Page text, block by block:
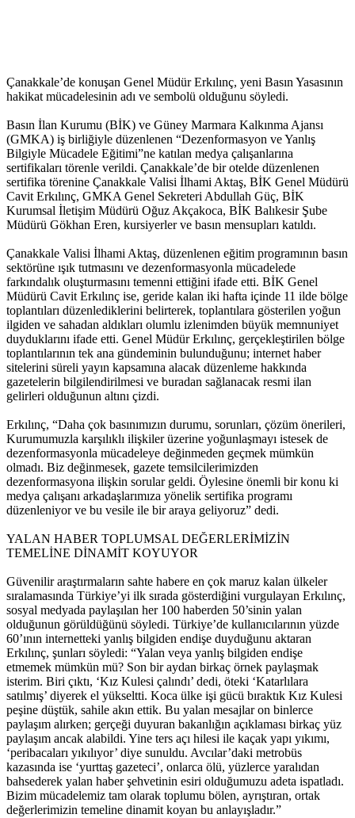
Çanakkale’de konuşan Genel Müdür Erkılınç, yeni Basın Yasasının
hakikat mücadelesinin adı ve sembolü olduğunu söyledi.
Basın İlan Kurumu (BİK) ve Güney Marmara Kalkınma Ajansı
(GMKA) iş birliğiyle düzenlenen “Dezenformasyon ve Yanlış
Bilgiyle Mücadele Eğitimi”ne katılan medya çalışanlarına
sertifikaları törenle verildi. Çanakkale’de bir otelde düzenlenen
sertifika törenine Çanakkale Valisi İlhami Aktaş, BİK Genel Müdürü
Cavit Erkılınç, GMKA Genel Sekreteri Abdullah Güç, BİK
Kurumsal İletişim Müdürü Oğuz Akçakoca, BİK Balıkesir Şube
Müdürü Gökhan Eren, kursiyerler ve basın mensupları katıldı.
Çanakkale Valisi İlhami Aktaş, düzenlenen eğitim programının basın
sektörüne ışık tutmasını ve dezenformasyonla mücadelede
farkındalık oluşturmasını temenni ettiğini ifade etti. BİK Genel
Müdürü Cavit Erkılınç ise, geride kalan iki hafta içinde 11 ilde bölge
toplantıları düzenlediklerini belirterek, toplantılara gösterilen yoğun
ilgiden ve sahadan aldıkları olumlu izlenimden büyük memnuniyet
duyduklarını ifade etti. Genel Müdür Erkılınç, gerçekleştirilen bölge
toplantılarının tek ana gündeminin bulunduğunu; internet haber
sitelerini süreli yayın kapsamına alacak düzenleme hakkında
gazetelerin bilgilendirilmesi ve buradan sağlanacak resmi ilan
gelirleri olduğunun altını çizdi.
Erkılınç, “Daha çok basınımızın durumu, sorunları, çözüm önerileri,
Kurumumuzla karşılıklı ilişkiler üzerine yoğunlaşmayı istesek de
dezenformasyonla mücadeleye değinmeden geçmek mümkün
olmadı. Biz değinmesek, gazete temsilcilerimizden
dezenformasyona ilişkin sorular geldi. Öylesine önemli bir konu ki
medya çalışanı arkadaşlarımıza yönelik sertifika programı
düzenleniyor ve bu vesile ile bir araya geliyoruz” dedi.
YALAN HABER TOPLUMSAL DEĞERLERİMİZİN
TEMELİNE DİNAMİT KOYUYOR
Güvenilir araştırmaların sahte habere en çok maruz kalan ülkeler
sıralamasında Türkiye’yi ilk sırada gösterdiğini vurgulayan Erkılınç,
sosyal medyada paylaşılan her 100 haberden 50’sinin yalan
olduğunun görüldüğünü söyledi. Türkiye’de kullanıcılarının yüzde
60’ının internetteki yanlış bilgiden endişe duyduğunu aktaran
Erkılınç, şunları söyledi: “Yalan veya yanlış bilgiden endişe
etmemek mümkün mü? Son bir aydan birkaç örnek paylaşmak
isterim. Biri çıktı, ‘Kız Kulesi çalındı’ dedi, öteki ‘Katarlılara
satılmış’ diyerek el yükseltti. Koca ülke işi gücü bıraktık Kız Kulesi
peşine düştük, sahile akın ettik. Bu yalan mesajlar on binlerce
paylaşım alırken; gerçeği duyuran bakanlığın açıklaması birkaç yüz
paylaşım ancak alabildi. Yine ters açı hilesi ile kaçak yapı yıkımı,
‘peribacaları yıkılıyor’ diye sunuldu. Avcılar’daki metrobüs
kazasında ise ‘yurttaş gazeteci’, onlarca ölü, yüzlerce yaralıdan
bahsederek yalan haber şehvetinin esiri olduğumuzu adeta ispatladı.
Bizim mücadelemiz tam olarak toplumu bölen, ayrıştıran, ortak
değerlerimizin temeline dinamit koyan bu anlayışladır.”